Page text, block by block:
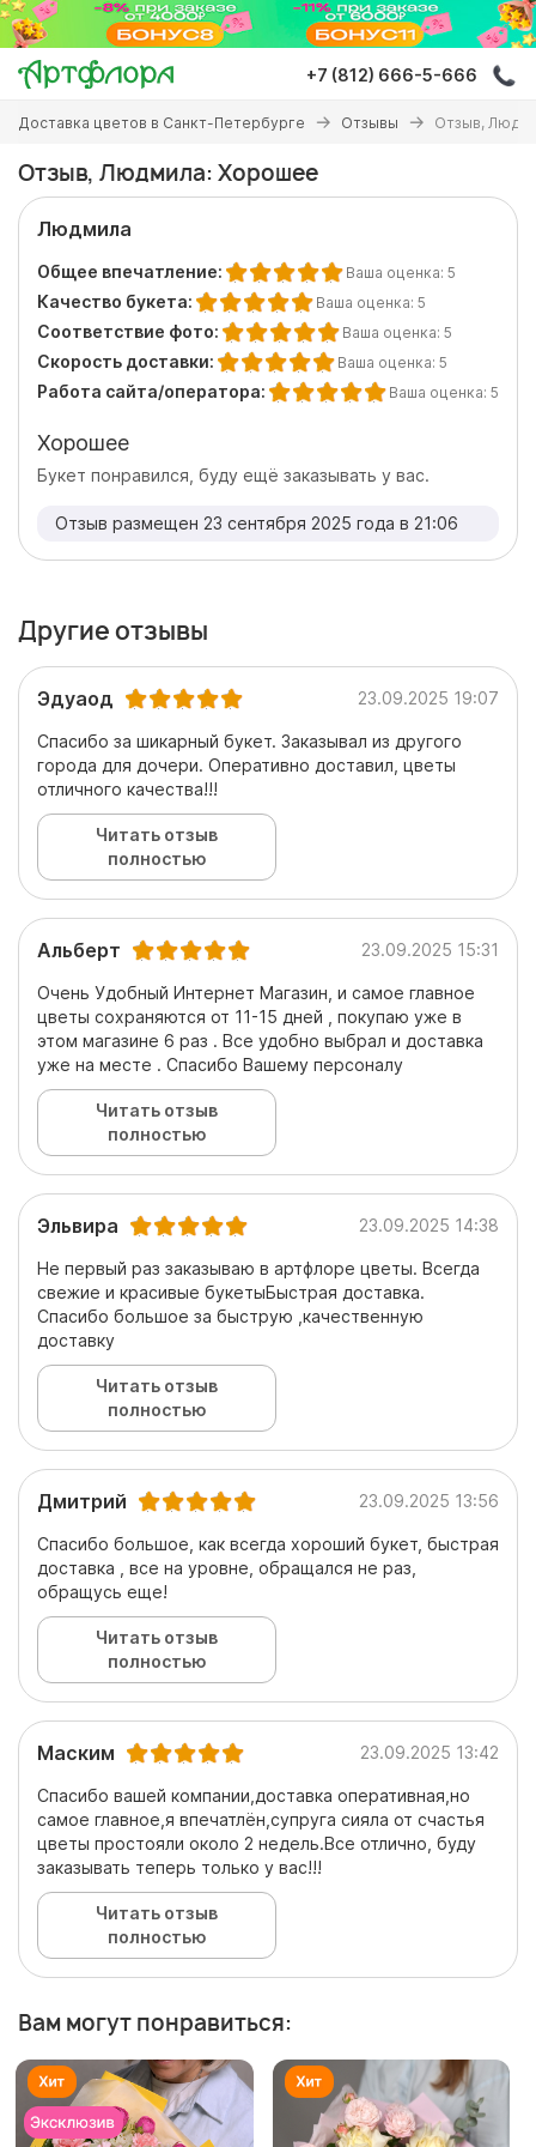
Перейти
основному
содержанию
+7 (812) 666-5-666
Вы
здесь
Доставка цветов в Санкт-Петербурге Отзывы Отзыв,
Отзыв, Людмила: Хорошее
Людмила
Общее впечатление: Ваша оценка: 5
Качество букета: Ваша оценка: 5
Соответствие фото: Ваша оценка: 5
Скорость доставки: Ваша оценка: 5
Работа сайта/оператора: Ваша оценка: 5
Хорошее
Букет понравился, буду ещё заказывать у вас.
Отзыв размещен 23 сентября 2025 года в 21:06
Другие отзывы
Эдуаод 23.09.2025 19:07
Спасибо за шикарный букет. Заказывал из другого
города для дочери. Оперативно доставил, цветы
отличного качества!!!
Читать отзыв
полностью
Альберт 23.09.2025 15:31
Очень Удобный Интернет Магазин, и самое главное
цветы сохраняются от 11-15 дней , покупаю уже в
этом магазине 6 раз . Все удобно выбрал и доставка
уже на месте . Спасибо Вашему персоналу
Читать отзыв
полностью
Эльвира 23.09.2025 14:38
Не первый раз заказываю в артфлоре цветы. Всегда
свежие и красивые букетыБыстрая доставка.
Спасибо большое за быструю ,качественную
доставку
Читать отзыв
полностью
Дмитрий 23.09.2025 13:56
Спасибо большое, как всегда хороший букет, быстрая
доставка , все на уровне, обращался не раз,
обращусь еще!
Читать отзыв
полностью
Маским 23.09.2025 13:42
Спасибо вашей компании,доставка оперативная,но
самое главное,я впечатлён,супруга сияла от счастья
цветы простояли около 2 недель.Все отлично, буду
заказывать теперь только у вас!!!
Читать отзыв
полностью
Вам могут понравиться: